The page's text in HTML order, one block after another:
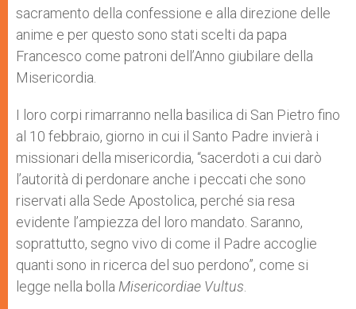
sacramento della confessione e alla direzione delle
anime e per questo sono stati scelti da papa
Francesco come patroni dell’Anno giubilare della
Misericordia.
I loro corpi rimarranno nella basilica di San Pietro fino
al 10 febbraio, giorno in cui il Santo Padre invierà i
missionari della misericordia, “sacerdoti a cui darò
l’autorità di perdonare anche i peccati che sono
riservati alla Sede Apostolica, perché sia resa
evidente l’ampiezza del loro mandato. Saranno,
soprattutto, segno vivo di come il Padre accoglie
quanti sono in ricerca del suo perdono”, come si
legge nella bolla Misericordiae Vultus